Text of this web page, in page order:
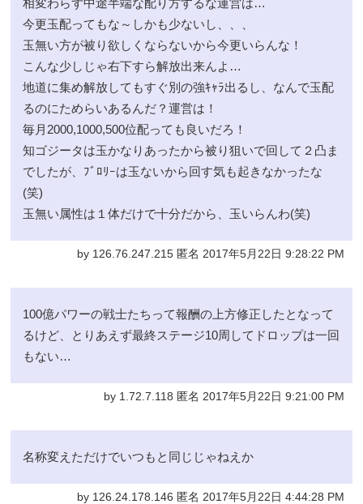
今更玉配ってもな～しかも少ないし、、、
玉無い方が被り欲しくならないから今更いらんな！
こんな少しじゃ右下すら解放出来んよ…
地道に集め解放してもすぐ別の強ｷｬﾗ出るし、なんで玉配
るのにためらいあるんだ？運営は！
毎月2000,1000,500位配っても良いだろ！
知ゴジータは玉かなりあったから被り狙いで回して２凸ま
でしたが、ﾌﾞﾛﾘｰは玉ないから回す気も起きなかったな
(笑)
玉無い属性は１体だけで十分だから、玉いらんわ(笑)
by 126.76.247.215 匿名 2017年5月22日 9:28:22 PM
100億パワーの戦士たちって報酬の上方修正したとなって
るけど、とりあえず最終ステージ10周してドロップは一回
もない…
by 1.72.7.118 匿名 2017年5月22日 9:21:00 PM
名称変えただけでいつもと同じじゃねえか
by 126.24.178.146 匿名 2017年5月22日 4:44:28 PM